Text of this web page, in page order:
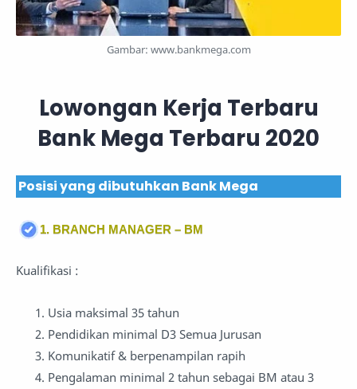
Gambar: www.bankmega.com
Lowongan Kerja Terbaru
Bank Mega Terbaru 2020
Posisi yang dibutuhkan Bank Mega
1. BRANCH MANAGER – BM
Kualifikasi :
Usia maksimal 35 tahun
Pendidikan minimal D3 Semua Jurusan
Komunikatif & berpenampilan rapih
Pengalaman minimal 2 tahun sebagai BM atau 3